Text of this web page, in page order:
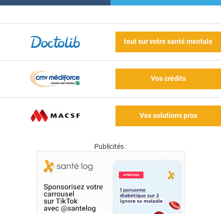
tout sur votre santé mentale
Vos crédits
Vos solutions pros
Publicités :